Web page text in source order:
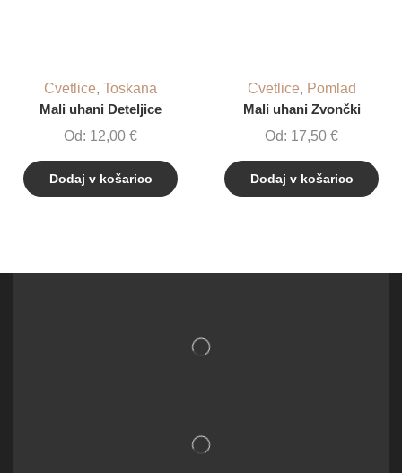
Cvetlice, Toskana
Mali uhani Deteljice
Od: 12,00 €
Dodaj v košarico
Cvetlice, Pomlad
Mali uhani Zvončki
Od: 17,50 €
Dodaj v košarico